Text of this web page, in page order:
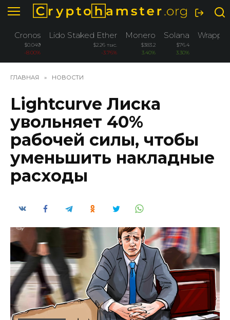
Перейти
содержанию
Cronos
$0.049
-8.00%
Lido Staked Ether
$2.26 тыс.
-3.76%
Monero
$383.2
3.40%
Solana
$76.4
3.30%
ГЛАВНАЯ » НОВОСТИ
Lightcurve Лиска
увольняет 40%
рабочей силы, чтобы
уменьшить накладные
расходы